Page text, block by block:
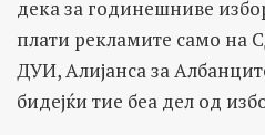
дека за годинешниве
плати рекламите само
ДУИ, Алијанса за
бидејќи тие беа дел од